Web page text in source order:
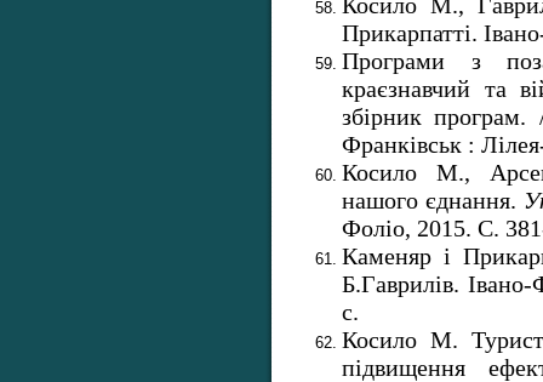
Прикарпатті.
Програми з
краєзнавчий та
збірник
Франківськ :
Косило М.,
нашого єднання.
Фоліо, 2015. С.
Каменяр і
Б.Гаврилів.
с.
Косило М.
підвищення